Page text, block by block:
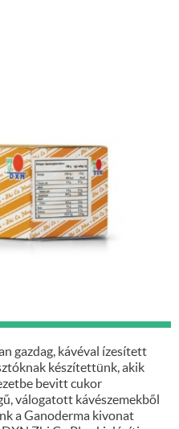
gazdag, kávéval ízesített
készítettünk, akik
bevitt cukor
válogatott kávészemekből
a Ganoderma kivonat